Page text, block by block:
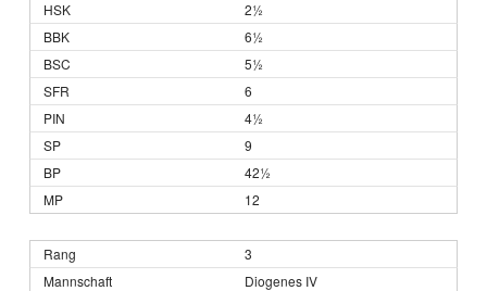
2½
6½
5½
6
4½
9
42½
12
3
Diogenes IV